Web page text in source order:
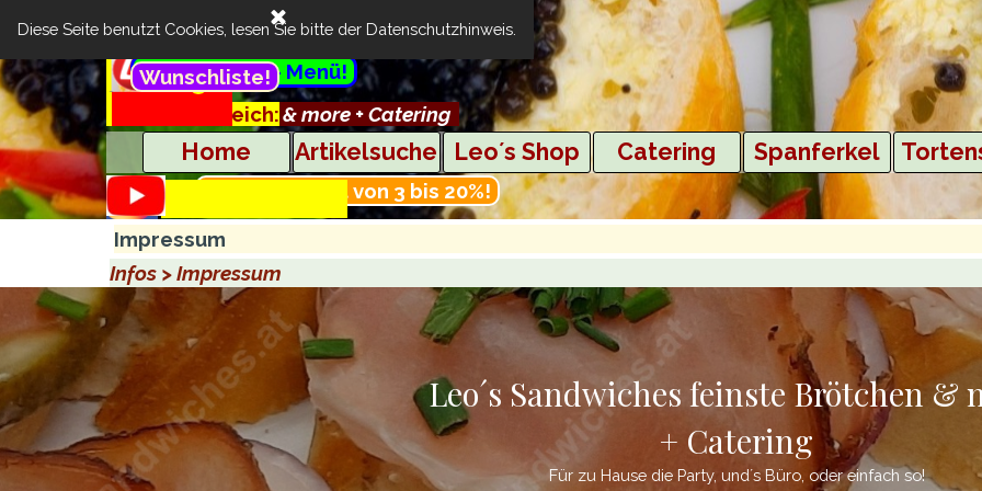
Diese Seite benutzt Cookies, lesen Sie bitte der Datenschutzhinweis
Suchen
..........
Menü überspringen
Cart:Extra günstig- Menü!
Wunschliste!
Feinste Brötchen & more + Catering
Kundenbereich:
Menü überspringen
Home Artikelsuche ▼
Leo´s Shop ▼
Catering ▼
Spanferkel ▼
.............................................
Mengenrabatt von 3 bis 20%!
Impressum
Infos >Impressum
Leo´s Sandwiches feinste Brötchen &
+ Catering
Für zu Hause die Party, und´s Büro, oder einfach so!